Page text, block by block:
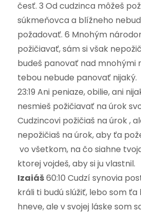
česť. 3 Od cudzinca môžeš
súkmeňovca a blížneho
požadovať. 6 Mnohým
požičiavať, sám si však
budeš panovať nad mnohými
tebou nebude panovať nijaký.
23:19 Ani peniaze, obilie, ani
nesmieš požičiavať na úrok
Cudzincovi požičiaš na úrok ,
nepožičiaš na úrok, aby ťa
vo všetkom, na čo siahne
ktorej vojdeš, aby si ju vlastnil.
Izaiáš60:10 Cudzí synovia
králi ti budú slúžiť, lebo som ťa
hneve, ale v svojej láske som